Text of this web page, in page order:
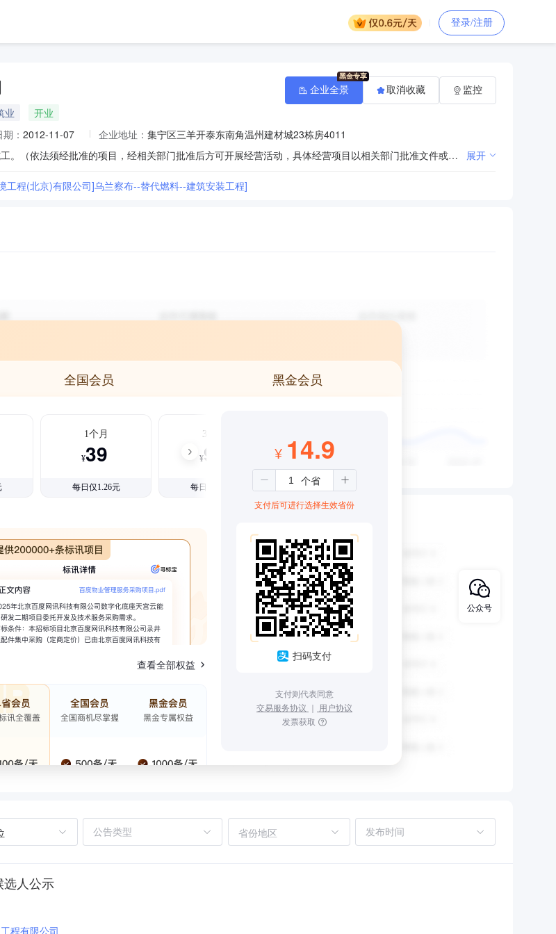
登录/注册
业
开业
： 2012-11-07 企业地址： 集宁区三羊开泰东南角温州建材城23栋房4011
许可项目：建设工程施工；地质灾害治理工程施工。（依法须经批准的项目，经相关部门批准后方可开展经营活动，具体经营项目以相关部门批准文件或许可证件为准）一般项目：园林绿化工程施工；土石方工程施工；建筑材料销售；建筑装饰材料销售；建筑工程机械与设备租赁。（除依法须经批准的项目外，凭营业执照依法自主开展经营活动） 展开
工程(北京)有限公司]乌兰察布--替代燃料--建筑安装工程]
企业全景 取消收藏 监控
全国会员 黑金会员
1个月
¥39
每日仅1.26元
3个月
¥99
每日仅1.08元
查看全部权益
¥ 14.9
支付后可进行选择生效省份
扫码支付
支付则代表同意
交易服务协议 ｜ 用户协议
发票获取
省份地区
选人公示
程有限公司
公众号